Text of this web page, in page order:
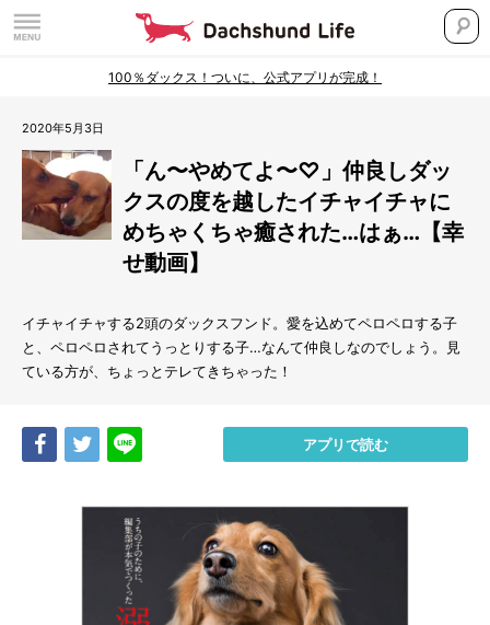
100％ダックス！ついに、公式アプリが完成！
2020年5月3日
「ん〜やめてよ〜♡」仲良しダッ
クスの度を越したイチャイチャに
めちゃくちゃ癒された…はぁ…【幸
せ動画】
イチャイチャする2頭のダックスフンド。愛を込めてペロペロする子
と、ペロペロされてうっとりする子…なんて仲良しなのでしょう。見
ている方が、ちょっとテレてきちゃった！
Share Tweet アプリで読む